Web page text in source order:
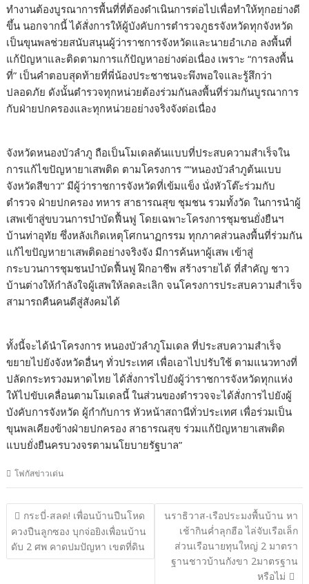
ทำงานต้องบูรณาการพื้นที่ที่ต้องดำเนินการต่อไปเพื่อทำให้ทุกอย่างดี
ขึ้น นอกจากนี้ ได้สั่งการให้ผู้บังคับการตำรวจภูธรจังหวัดทุกจังหวัด
เป็นขุนพลช่วยสนับสนุนผู้ว่าราชการจังหวัดและนายอำเภอ ลงพื้นที่
แก้ปัญหาและติดตามการแก้ปัญหาอย่างต่อเนื่อง เพราะ “การลงพื้น
ที่” เป็นคำตอบสุดท้ายที่พี่น้องประชาชนจะพึงพอใจและรู้สึกว่า
ปลอดภัย ดังนั้นตำรวจทุกหน่วยต้องร่วมกันลงพื้นที่ร่วมกันบูรณาการ
กับฝ่ายปกครองและทุกหน่วยอย่างจริงจังต่อเนื่อง
จังหวัดหนองบัวลำภู ถือเป็นโมเดลต้นแบบที่ประสบความสำเร็จใน
การแก้ไขปัญหายาเสพติด ตามโครงการ ““หนองบัวลำภูต้นแบบ
จังหวัดสีขาว” มีผู้ว่าราชการจังหวัดที่เข้มแข็ง นั่งหัวโต๊ะร่วมกับ
ตำรวจ ฝ่ายปกครอง ทหาร สาธารณสุข ชุมชน รวมทั้งวัด ในการนำผู้
เสพเข้าสู่ขบวนการบำบัดฟื้นฟู โดยเฉพาะโครงการชุมชนยั่งยืนฯ
บ้านท่าอุทัย ซึ่งหลังเกิดเหตุโศกนาฏกรรม ทุกภาคส่วนลงพื้นที่ร่วมกัน
แก้ไขปัญหายาเสพติดอย่างจริงจัง มีการค้นหาผู้เสพ เข้าสู่
กระบวนการชุมชนบำบัดฟื้นฟู ฝึกอาชีพ สร้างรายได้ ที่สำคัญ ชาว
บ้านต่างให้กำลังใจผู้เสพให้ลดละเลิก จนโครงการประสบความสำเร็จ
สามารถคืนคนดีสู่สังคมได้
ทั้งนี้จะได้นำโครงการ หนองบัวลำภูโมเดล ที่ประสบความสำเร็จ
ขยายไปยังจังหวัดอื่นๆ ทั่วประเทศ เพื่อเอาไปปรับใช้ ตามแนวทางที่
ปลัดกระทรวงมหาดไทย ได้สั่งการไปยังผู้ว่าราชการจังหวัดทุกแห่ง
ให้ไปขับเคลื่อนตามโมเดลนี้ ในส่วนของตำรวจจะได้สั่งการไปยังผู้
บังคับการจังหวัด ผู้กำกับการ หัวหน้าสถานีทั่วประเทศ เพื่อร่วมเป็น
ขุนพลเคียงข้างฝ่ายปกครอง สาธารณสุข ร่วมแก้ปัญหายาเสพติด
แบบยั่งยืนครบวงจรตามนโยบายรัฐบาล”
โฟกัสข่าวเด่น
แนะแนว
เรื่อง
กระบี่-สลด! เพื่อนบ้านปืนโหด
ควงปืนลูกซอง บุกจ่อยิงเพื่อนบ้าน
ดับ 2 ศพ คาดปมปัญหา เขตที่ดิน
นราธิวาส-เรือประมงพื้นบ้าน หา
เช้ากินค่ำลุกฮือ ไล่จับเรือเล็ก
ส่วนเรือนายทุนใหญ่ 2 มาตรา
ฐานชาวบ้านกังขา 2มาตรฐาน
หรือไม่